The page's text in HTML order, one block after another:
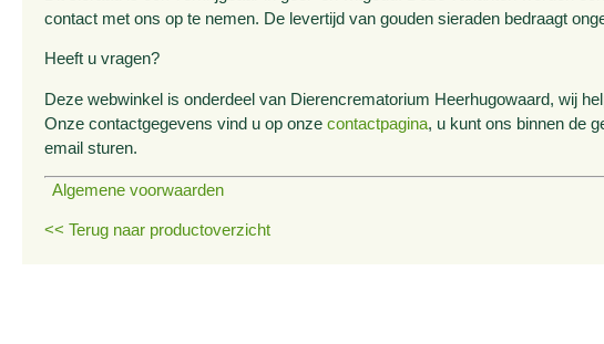
contact met ons op te nemen. De levertijd van gouden sieraden bedraagt
Heeft u vragen?
Deze webwinkel is onderdeel van Dierencrematorium Heerhugowaard, wij
Onze contactgegevens vind u op onze contactpagina, u kunt ons binnen de
email sturen.
Algemene voorwaarden
<< Terug naar productoverzicht